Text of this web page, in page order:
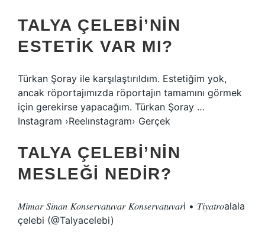
TALYA ÇELEBI’NIN
ESTETIK VAR MI?
Türkan Şoray ile karşılaştırıldım. Estetiğim yok,
ancak röportajımızda röportajın tamamını görmek
için gerekirse yapacağım. Türkan Şoray …
Instagram ›Reelınstagram› Gerçek
TALYA ÇELEBI’NIN
MESLEĞI NEDIR?
𝑀𝑖𝑚𝑎𝑟 𝑆𝑖𝑛𝑎𝑛 𝐾𝑜𝑛𝑠𝑒𝑟𝑣𝑎𝑡𝑢𝑣𝑎𝑟 𝐾𝑜𝑛𝑠𝑒𝑟𝑣𝑎𝑡𝑢𝑣𝑎𝑟i • 𝑇𝑖𝑦𝑎𝑡𝑟𝑜alala
çelebi (@Talyacelebi)